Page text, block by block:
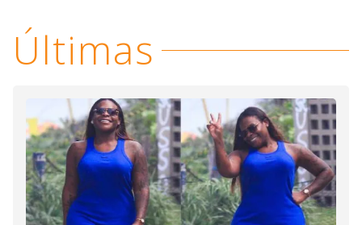
o
Últimas